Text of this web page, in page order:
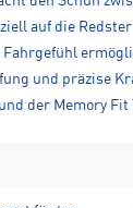
auf die
und präzise
der Memory